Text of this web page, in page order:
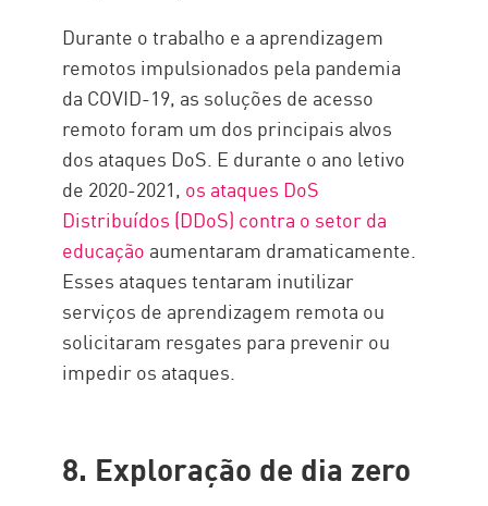
Durante o trabalho e a aprendizagem
remotos impulsionados pela pandemia
da COVID-19, as soluções de acesso
remoto foram um dos principais alvos
dos ataques DoS. E durante o ano letivo
de 2020-2021, os ataques DoS
Distribuídos (DDoS) contra o setor da
educação aumentaram dramaticamente.
Esses ataques tentaram inutilizar
serviços de aprendizagem remota ou
solicitaram resgates para prevenir ou
impedir os ataques.
8. Exploração de dia zero